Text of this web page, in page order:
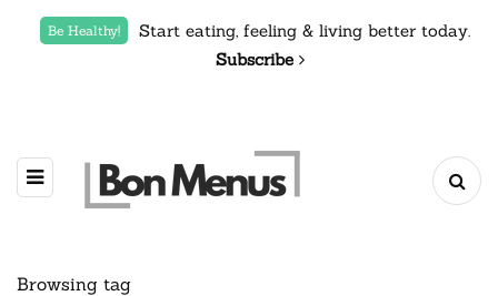
Be Healthy!
Start eating, feeling & living better today.
Subscribe
Browsing tag